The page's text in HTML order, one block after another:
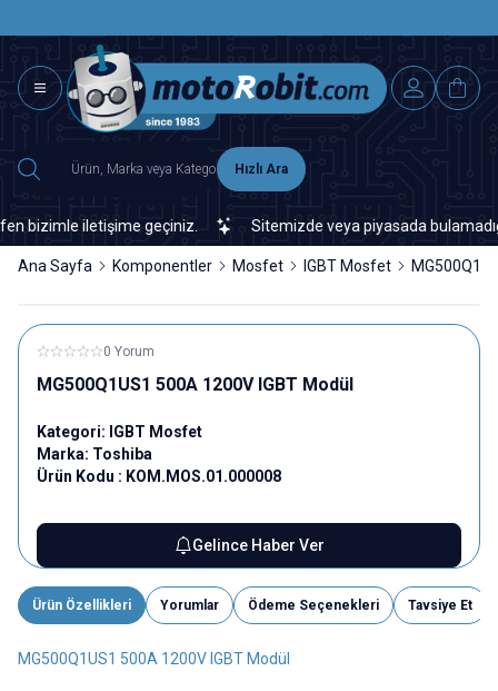
Hızlı Ara
iletişime geçiniz. Sitemizde veya piyasada
Ana Sayfa Komponentler Mosfet IGBT Mosfet
0 Yorum
MG500Q1US1 500A 1200V IGBT Modül
Kategori: IGBT Mosfet
Marka: Toshiba
Ürün Kodu : KOM.MOS.01.000008
Gelince Haber Ver
Ürün Özellikleri Yorumlar Ödeme Seçenekleri Tavsiye Et
MG500Q1US1 500A 1200V IGBT Modül